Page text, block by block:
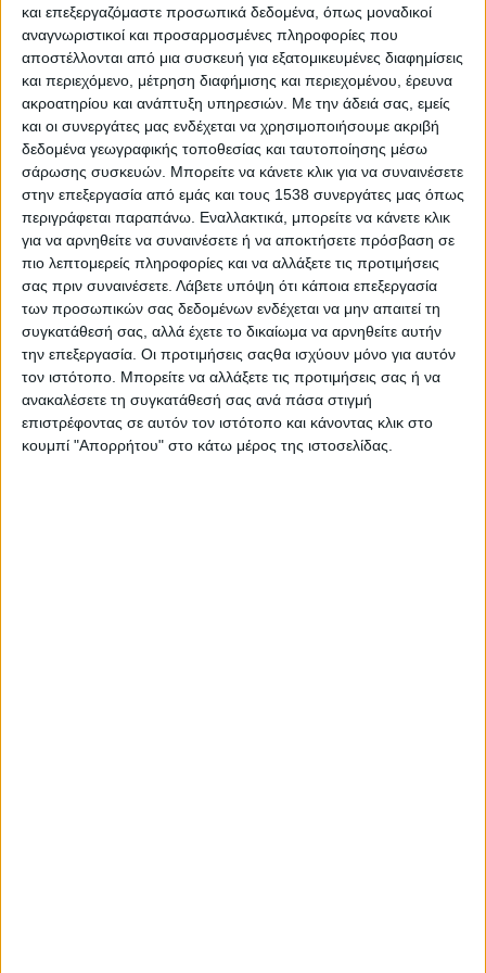
και επεξεργαζόμαστε προσωπικά δεδομένα, όπως μοναδικοί
αναγνωριστικοί και προσαρμοσμένες πληροφορίες που
αποστέλλονται από μια συσκευή για εξατομικευμένες διαφημίσεις
και περιεχόμενο, μέτρηση διαφήμισης και περιεχομένου, έρευνα
ακροατηρίου και ανάπτυξη υπηρεσιών. Με την άδειά σας, εμείς
και οι συνεργάτες μας ενδέχεται να χρησιμοποιήσουμε ακριβή
δεδομένα γεωγραφικής τοποθεσίας και ταυτοποίησης μέσω
σάρωσης συσκευών. Μπορείτε να κάνετε κλικ για να συναινέσετε
στην επεξεργασία από εμάς και τους 1538 συνεργάτες μας όπως
περιγράφεται παραπάνω. Εναλλακτικά, μπορείτε να κάνετε κλικ
για να αρνηθείτε να συναινέσετε ή να αποκτήσετε πρόσβαση σε
πιο λεπτομερείς πληροφορίες και να αλλάξετε τις προτιμήσεις
σας πριν συναινέσετε. Λάβετε υπόψη ότι κάποια επεξεργασία
των προσωπικών σας δεδομένων ενδέχεται να μην απαιτεί τη
συγκατάθεσή σας, αλλά έχετε το δικαίωμα να αρνηθείτε αυτήν
την επεξεργασία. Οι προτιμήσεις σαςθα ισχύουν μόνο για αυτόν
τον ιστότοπο. Μπορείτε να αλλάξετε τις προτιμήσεις σας ή να
ανακαλέσετε τη συγκατάθεσή σας ανά πάσα στιγμή
επιστρέφοντας σε αυτόν τον ιστότοπο και κάνοντας κλικ στο
κουμπί "Απορρήτου" στο κάτω μέρος της ιστοσελίδας.
πλήρως το Τμήμα, κάτι που πολλές φορές σαν
ΕΙΝΝΑΑ έχουμε αναδείξει και ζητήσει την
προκήρυξη και κάλυψη όλων των κενών
οργανικών θέσεων. Να τονίσουμε το σημαντικό
ρόλο στην ομαλή λειτουργία του Νοσοκομείου του
Αιματολογικού εργαστηρίου που καλύπτει τις
ανάγκες του συνόλου τω ασθενών που
προσέρχονται στο Τμήμα Επειγόντων
Περιστατικών αλλά και όλων των νοσηλευομένων
ασθενών και φυσικά τον ζωτικής σημασίας ρόλο
της Αιμοδοσίας, του πυρήνα κάθε Νοσοκομείου, για
την κάλυψη κάθε ασθενή που θα χρειασθεί
μετάγγιση αίματος ή παραγώγων του, την κάλυψη
των ασθενών της Μονάδας Μεσογειακής Αναιμίας
αλλά και με παράλληλες εξωνοσοκομειακές